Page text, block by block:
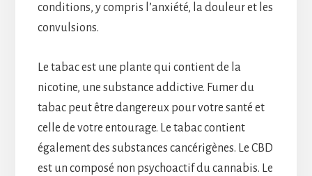
conditions, y compris l’anxiété, la douleur et les
convulsions.
Le tabac est une plante qui contient de la
nicotine, une substance addictive. Fumer du
tabac peut être dangereux pour votre santé et
celle de votre entourage. Le tabac contient
également des substances cancérigènes. Le CBD
est un composé non psychoactif du cannabis. Le